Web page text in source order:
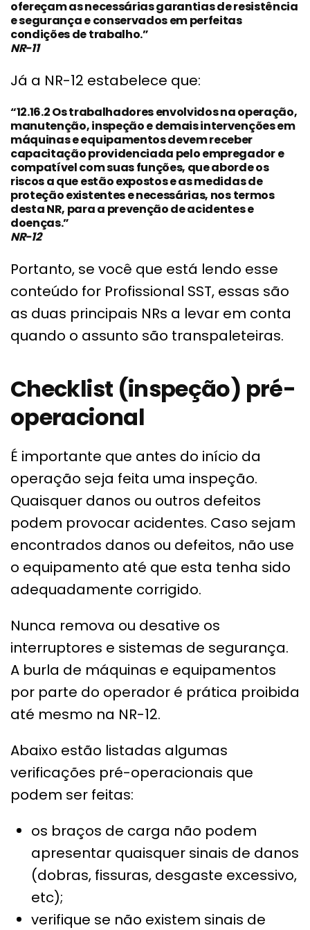
ofereçam as necessárias garantias de resistência
e segurança e conservados em perfeitas
condições de trabalho.”
NR-11
Já a NR-12 estabelece que:
“12.16.2 Os trabalhadores envolvidos na operação,
manutenção, inspeção e demais intervenções em
máquinas e equipamentos devem receber
capacitação providenciada pelo empregador e
compatível com suas funções, que aborde os
riscos a que estão expostos e as medidas de
proteção existentes e necessárias, nos termos
desta NR, para a prevenção de acidentes e
doenças.”
NR-12
Portanto, se você que está lendo esse
conteúdo for Profissional SST, essas são
as duas principais NRs a levar em conta
quando o assunto são transpaleteiras.
Checklist (inspeção) pré-
operacional
É importante que antes do início da
operação seja feita uma inspeção.
Quaisquer danos ou outros defeitos
podem provocar acidentes. Caso sejam
encontrados danos ou defeitos, não use
o equipamento até que esta tenha sido
adequadamente corrigido.
Nunca remova ou desative os
interruptores e sistemas de segurança.
A burla de máquinas e equipamentos
por parte do operador é prática proibida
até mesmo na NR-12.
Abaixo estão listadas algumas
verificações pré-operacionais que
podem ser feitas:
os braços de carga não podem
apresentar quaisquer sinais de danos
(dobras, fissuras, desgaste excessivo,
etc);
verifique se não existem sinais de